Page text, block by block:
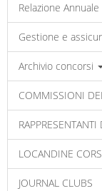
Relazione Annuale
Gestione e
Archivio concorsi
COMMISSIONI
LOCANDINE
JOURNAL CLUBS